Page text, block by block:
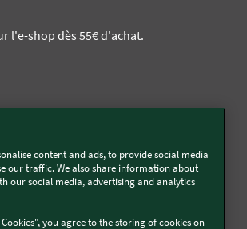
l'e-shop dès 55€ d'achat.
content and ads, to provide social media
our traffic. We also share information about
our social media, advertising and analytics
you agree to the storing of cookies on